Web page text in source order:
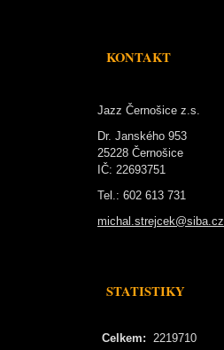
KONTAKT
Jazz Černošice z.s.
Dr. Janského 953
25228 Černošice
IČ: 22693751
Tel.: 602 613 731
michal.strejcek@siba.cz
STATISTIKY
Celkem: 2219710